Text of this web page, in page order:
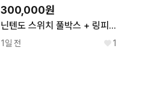
300,000원
닌텐도 스위치 풀박스 + 링피트
1일 전 1